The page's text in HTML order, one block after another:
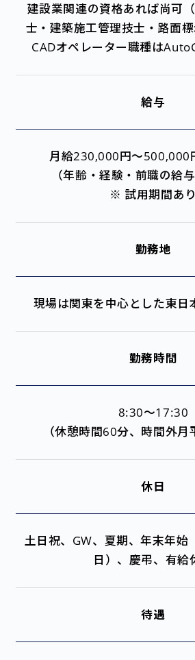
建設業関連の資格あれば尚可
士・建築施工管理技士・路面標
CADオペレーター職種は
給与
月給230,000円～500,000
（年齢・経験・前職の給
※ 試用期間あり
勤務地
現場は関東を中心とした東日
勤務時間
8:30～17:30
（休憩時間60分、時間外月
休日
土日祝、GW、夏期、年末年始
日）、慶弔、有給
待遇